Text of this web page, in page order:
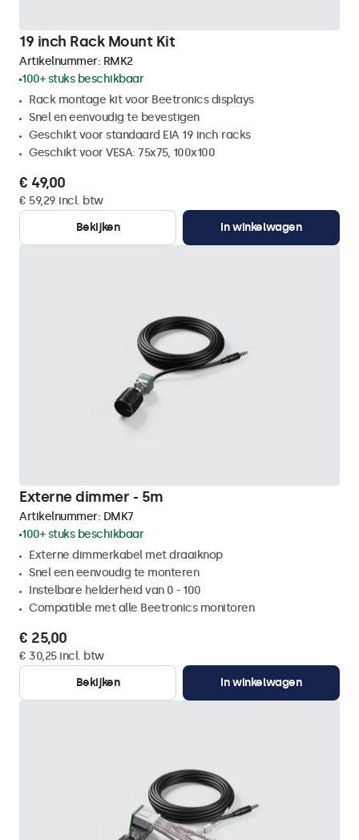
19 inch Rack Mount Kit
Artikelnummer: RMK2
100+ stuks beschikbaar
Rack montage kit voor Beetronics displays
Snel en eenvoudig te bevestigen
Geschikt voor standaard EIA 19 inch racks
Geschikt voor VESA: 75x75, 100x100
€ 49,00
€ 59,29 incl. btw
Bekijken
In winkelwagen
Externe dimmer - 5m
Artikelnummer: DMK7
100+ stuks beschikbaar
Externe dimmerkabel met draaiknop
Snel een eenvoudig te monteren
Instelbare helderheid van 0 - 100
Compatible met alle Beetronics monitoren
€ 25,00
€ 30,25 incl. btw
Bekijken
In winkelwagen